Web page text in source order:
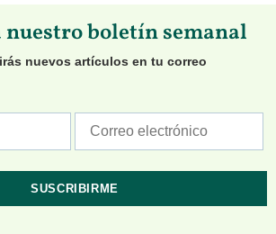
nuestro boletín semanal
nuevos artículos en tu correo